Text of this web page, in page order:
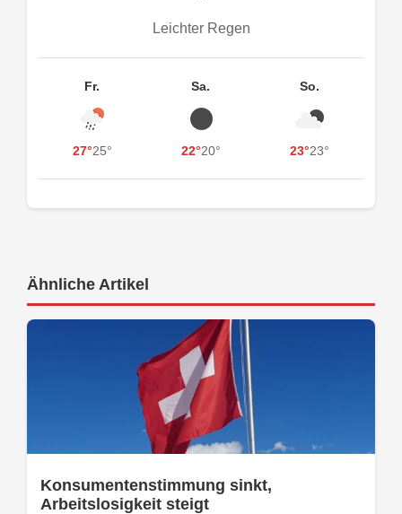
Leichter Regen
Fr.
27°25°
Sa.
22°20°
So.
23°23°
Ähnliche Artikel
Konsumentenstimmung sinkt,
Arbeitslosigkeit steigt